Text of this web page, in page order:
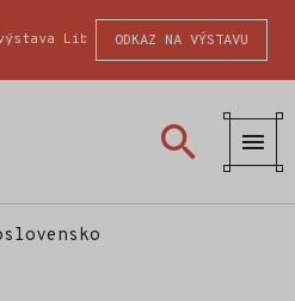
Liberecké školy fotografické
ODKAZ NA VÝSTAVU